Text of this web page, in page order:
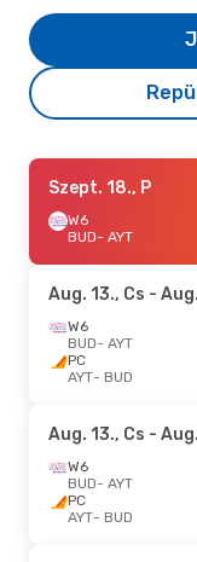
Szept. 18., P
W6
BUD- AYT
Aug. 13., Cs -
W6
BUD- AYT
PC
AYT- BUD
Aug. 13., Cs -
W6
BUD- AYT
PC
AYT- BUD